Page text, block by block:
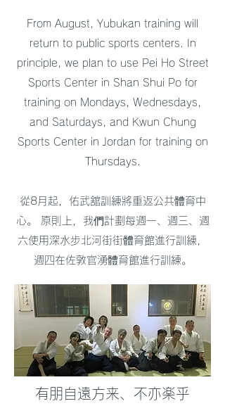
From August, Yubukan training will
return to public sports centers. In
principle, we plan to use Pei Ho Street
Sports Center in Shan Shui Po for
training on Mondays, Wednesdays,
and Saturdays, and Kwun Chung
Sports Center in Jordan for training on
Thursdays.
從8月起，佑武舘訓練將重返公共體育中
心。 原則上，我們計劃每週一、週三、週
六使用深水步北河街街體育館進行訓練，
週四在佐敦官湧體育館進行訓練。
有朋自遠方来、不亦楽乎